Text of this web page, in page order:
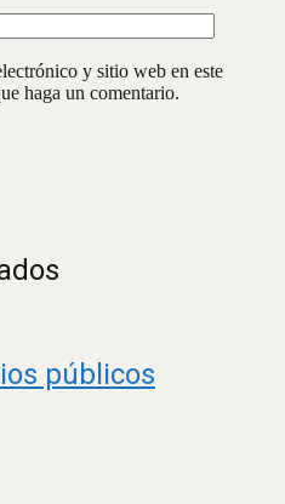
y sitio web en este
haga un comentario.
públicos